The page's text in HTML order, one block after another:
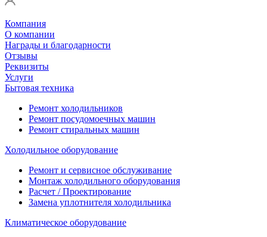
Компания
О компании
Награды и благодарности
Отзывы
Реквизиты
Услуги
Бытовая техника
Ремонт холодильников
Ремонт посудомоечных машин
Ремонт стиральных машин
Холодильное оборудование
Ремонт и сервисное обслуживание
Монтаж холодильного оборудования
Расчет / Проектирование
Замена уплотнителя холодильника
Климатическое оборудование